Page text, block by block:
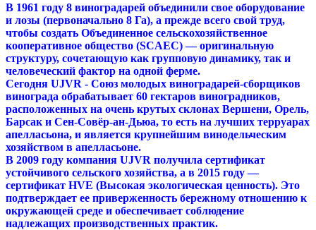
В 1961 году 8 виноградарей объединили свое оборудование
и лозы (первоначально 8 Га), а прежде всего свой труд,
чтобы создать Объединенное сельскохозяйственное
кооперативное общество (SCAEC) — оригинальную
структуру, сочетающую как групповую динамику, так и
человеческий фактор на одной ферме.
Сегодня UJVR - Союз молодых виноградарей-сборщиков
винограда обрабатывает 60 гектаров виноградников,
расположенных на очень крутых склонах Вершени, Орель,
Барсак и Сен-Совёр-ан-Дьюа, то есть на лучших терруарах
апелласьона, и является крупнейшим винодельческим
хозяйством в апелласьоне.
В 2009 году компания UJVR получила сертификат
устойчивого сельского хозяйства, а в 2015 году —
сертификат HVE (Высокая экологическая ценность). Это
подтверждает ее приверженность бережному отношению к
окружающей среде и обеспечивает соблюдение
надлежащих производственных практик.